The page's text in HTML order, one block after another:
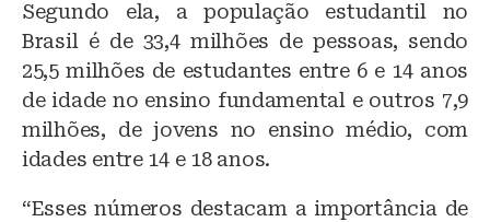
Segundo ela, a população estudantil no
Brasil é de 33,4 milhões de pessoas, sendo
25,5 milhões de estudantes entre 6 e 14 anos
de idade no ensino fundamental e outros 7,9
milhões, de jovens no ensino médio, com
idades entre 14 e 18 anos.
“Esses números destacam a importância de